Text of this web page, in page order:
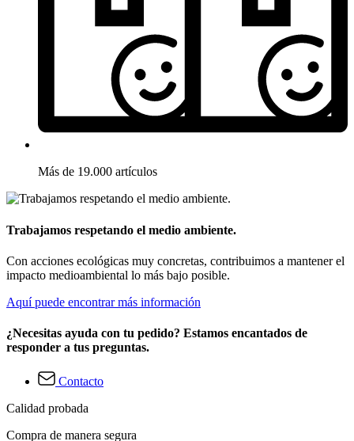
Más de 19.000 artículos
Trabajamos respetando el medio ambiente.
Con acciones ecológicas muy concretas, contribuimos a mantener el
impacto medioambiental lo más bajo posible.
Aquí puede encontrar más información
¿Necesitas ayuda con tu pedido? Estamos encantados de
responder a tus preguntas.
Contacto
Calidad probada
Compra de manera segura